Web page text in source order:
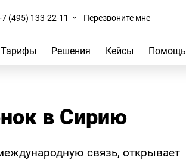
(495) 133-22-11 Перезвоните мне
Тарифы Решения Кейсы Помощь
в Сирию
связь, открывает